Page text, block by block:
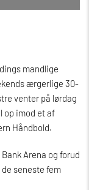
mandlige
ærgerlige 30-
venter på lørdag
op imod et af
Håndbold.
Arena og forud
seneste fem